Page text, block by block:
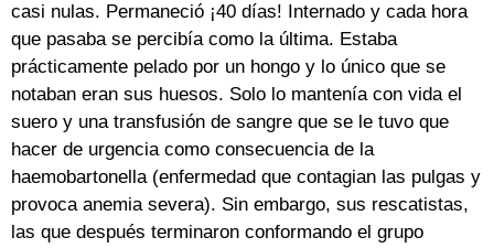
casi nulas. Permaneció ¡40 días! Internado y cada hora
que pasaba se percibía como la última. Estaba
prácticamente pelado por un hongo y lo único que se
notaban eran sus huesos. Solo lo mantenía con vida el
suero y una transfusión de sangre que se le tuvo que
hacer de urgencia como consecuencia de la
haemobartonella (enfermedad que contagian las pulgas y
provoca anemia severa). Sin embargo, sus rescatistas,
las que después terminaron conformando el grupo